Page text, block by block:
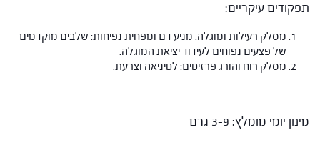
תפקודים עיקריים:
מסלק רעילות ומוגלה. מניע דם ומפחית נפיחות: שלבים מוקדמים
של פצעים נפוחים לעידוד יציאת המוגלה.
מסלק רוח והורג פרזיטים: לטיניאה וצרעת.
מינון יומי מומלץ: 3-9 גרם